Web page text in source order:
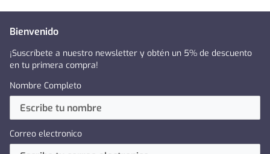
Bienvenido
¡Suscríbete a nuestro newsletter y obtén un 5% de descuento
en tu primera compra!
Nombre Completo
Correo electronico